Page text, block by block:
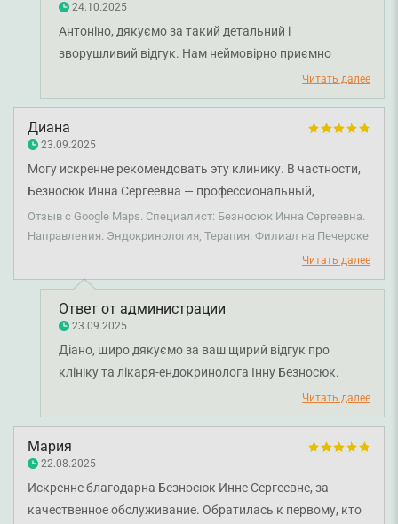
вообще все Вы молодцы!! Админ Диана спасибо за
информацию!!! P.S.: для меня очень важна вежливость и
адекватное отношение к пациенту, а не осуждение и
пренебрежение. Ибо есть такая проблема, но не у Вас.
Еще раз спасибо. До новых встреч!
24.10.2025
Антоніно, дякуємо за такий детальний і
зворушливий відгук. Нам неймовірно приємно
читати, що ви залишилися задоволені програмою
«Скринінг жіночого здоров’я» та роботою наших
лікарів — лікаря ультразвукової діагностики
Людмили Босенко, лікаря-терапевта Інни Безносюк,
лікаря-мамолога Юрія Марченка, лікаря-акушер-
гінеколога Марини Юсупової, а також
адміністратора Діани. Ми дуже цінуємо ваші слова
про ввічливість, турботу й професіоналізм — це саме
ті принципи, на яких будується робота нашої
команди. Бажаємо вам міцного здоров'я!
Читать далее
Диана
23.09.2025
Могу искренне рекомендовать эту клинику. В частности,
Безносюк Инна Сергеевна — профессиональный,
внимательный и умный врач.
Отзыв с Google Maps. Специалист: Безносюк Инна Сергеевна.
Направления: Эндокринология, Терапия. Филиал на Печерске
Читать далее
Ответ от администрации
23.09.2025
Діано, щиро дякуємо за ваш щирий відгук про
клініку та лікаря-ендокринолога Інну Безносюк.
Читать далее
Мария
22.08.2025
Искренне благодарна Безносюк Инне Сергеевне, за
качественное обслуживание. Обратилась к первому, кто